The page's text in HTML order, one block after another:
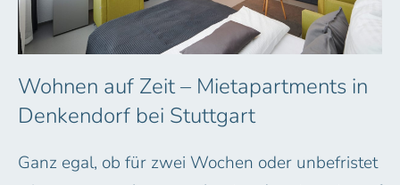
Wohnen auf Zeit – Mietapartments in
Denkendorf bei Stuttgart
Ganz egal, ob für zwei Wochen oder unbefristet